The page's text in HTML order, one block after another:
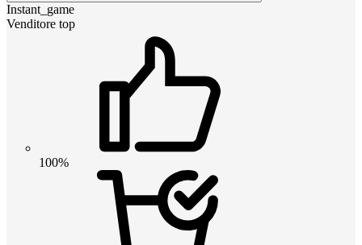
Instant_game
Venditore top
100%